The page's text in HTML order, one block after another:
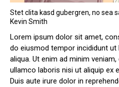
Stet clita kasd gubergren, no sea
Kevin Smith
Lorem ipsum dolor sit amet,
do eiusmod tempor incididunt
aliqua. Ut enim ad minim
ullamco laboris nisi ut aliquip ex
Duis aute irure dolor in